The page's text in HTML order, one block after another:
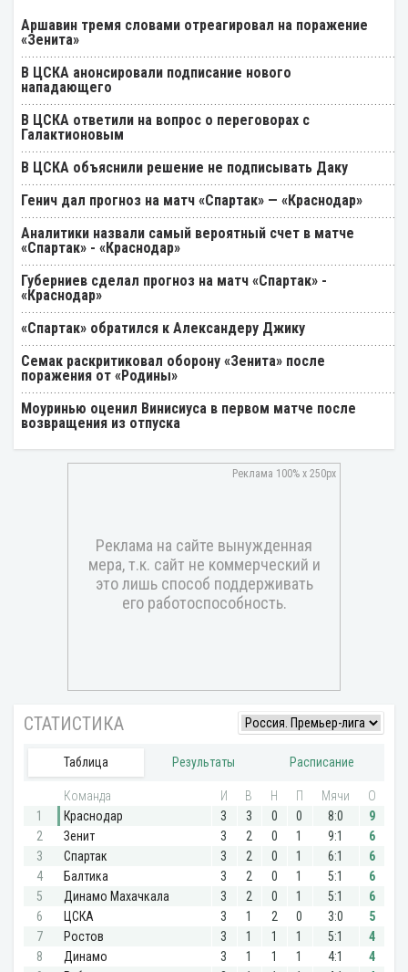
Аршавин тремя словами отреагировал на поражение
«Зенита»
В ЦСКА анонсировали подписание нового
нападающего
В ЦСКА ответили на вопрос о переговорах с
Галактионовым
В ЦСКА объяснили решение не подписывать Даку
Генич дал прогноз на матч «Спартак» — «Краснодар»
Аналитики назвали самый вероятный счет в матче
«Спартак» - «Краснодар»
Губерниев сделал прогноз на матч «Спартак» -
«Краснодар»
«Спартак» обратился к Александеру Джику
Семак раскритиковал оборону «Зенита» после
поражения от «Родины»
Моуринью оценил Винисиуса в первом матче после
возвращения из отпуска